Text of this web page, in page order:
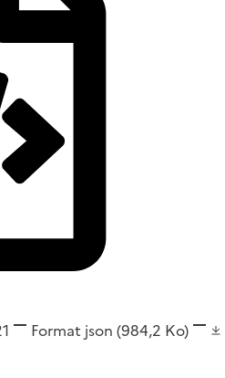
Format json (984,2 Ko)